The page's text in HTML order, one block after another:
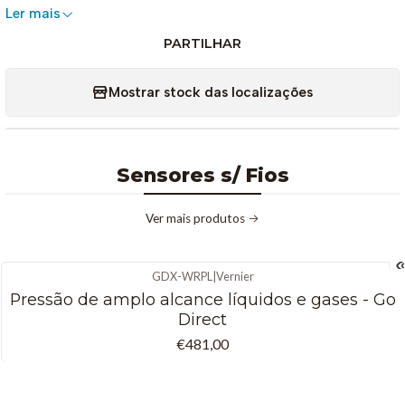
Características Técnicas
Intervalo de medição: ±6 volts
Conectividade:
Compatibilidade com software :
Vernier Graphical Analysis™
Logger Pro®
: bateria interna recarregável (via USB)
Atividades e Aplicações Práticas
Ler mais
PARTILHAR
Mostrar stock das localizações
Sensores s/ Fios
Ver mais produtos
GDX-WRPL| Vernier
Pressão de amplo alcance líquidos e gases - Go
Direct
€481,00